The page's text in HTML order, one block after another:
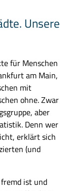
Unsere
für Menschen
am Main,
mit
ohne. Zwar
aber
Denn wer
erklärt sich
(und
ist und